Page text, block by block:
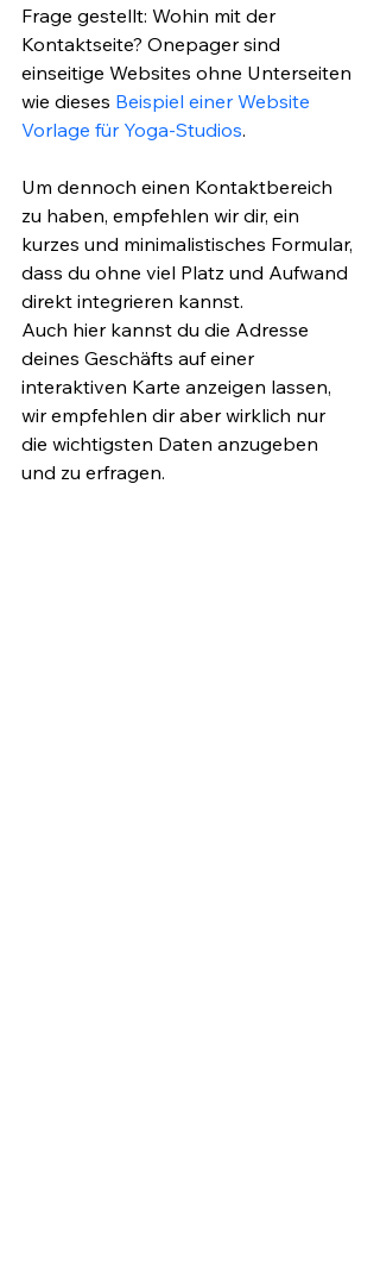
Frage gestellt: Wohin mit der
Kontaktseite? Onepager sind
einseitige Websites ohne Unterseiten
wie dieses Beispiel einer Website
Vorlage für Yoga-Studios.
Um dennoch einen Kontaktbereich
zu haben, empfehlen wir dir, ein
kurzes und minimalistisches Formular,
dass du ohne viel Platz und Aufwand
direkt integrieren kannst.
Auch hier kannst du die Adresse
deines Geschäfts auf einer
interaktiven Karte anzeigen lassen,
wir empfehlen dir aber wirklich nur
die wichtigsten Daten anzugeben
und zu erfragen.